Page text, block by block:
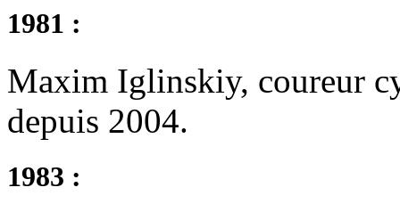
1981 :
Maxim Iglinskiy, coureur
depuis 2004.
1983 :